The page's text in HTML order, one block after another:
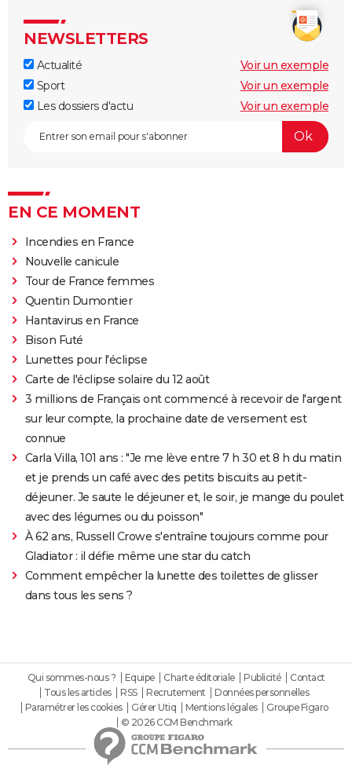
NEWSLETTERS
Actualité
Voir un exemple
Sport
Voir un exemple
Les dossiers d'actu
Voir un exemple
EN CE MOMENT
Incendies en France
Nouvelle canicule
Tour de France femmes
Quentin Dumontier
Hantavirus en France
Bison Futé
Lunettes pour l'éclipse
Carte de l'éclipse solaire du 12 août
3 millions de Français ont commencé à recevoir de l'argent
sur leur compte, la prochaine date de versement est
connue
Carla Villa, 101 ans : "Je me lève entre 7 h 30 et 8 h du matin
et je prends un café avec des petits biscuits au petit-
déjeuner. Je saute le déjeuner et, le soir, je mange du poulet
avec des légumes ou du poisson"
À 62 ans, Russell Crowe s'entraîne toujours comme pour
Gladiator : il défie même une star du catch
Comment empêcher la lunette des toilettes de glisser
dans tous les sens ?
Qui sommes-nous ? Equipe Charte éditoriale Publicité
Contact
Tous les articles
RSS Recrutement
Données personnelles
Paramétrer les cookies
Gérer Utiq Mentions légales
Groupe Figaro
© 2026 CCM Benchmark